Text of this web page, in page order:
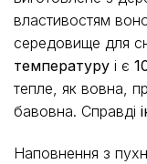
властивостям
середовище для
температуру і є
тепле, як вовна,
бавовна. Справді
Наповнення з